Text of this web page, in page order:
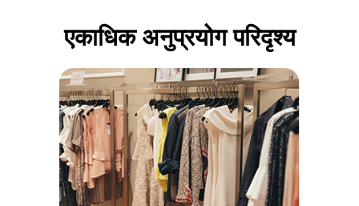
एकाधिक अनुप्रयोग परिदृश्य